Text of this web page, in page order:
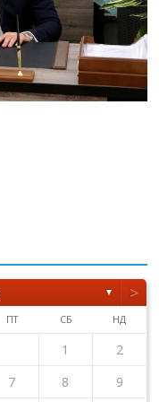
▼ >
ПТ СБ НД
1
2
7 8
9